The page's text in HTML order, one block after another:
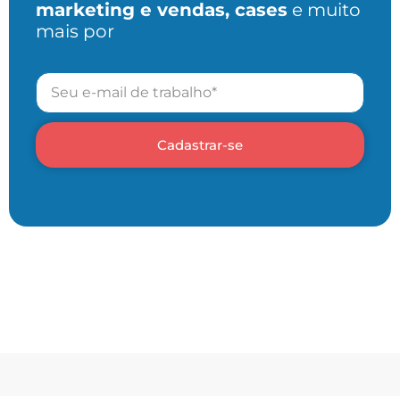
marketing e vendas, cases e muito
mais por
Cadastrar-se